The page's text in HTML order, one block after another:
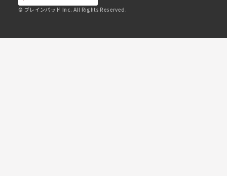
© ブレインパッド Inc. All Rights Reserved.